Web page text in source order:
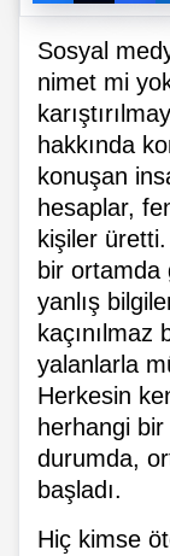
Sosyal
nimet mi
hakkında
konuşan
hesaplar,
kişiler
bir ortamda
yanlış
kaçınılmaz
yalanlarla
Herkesin
herhangi
durumda,
başladı.
Hiç kimse